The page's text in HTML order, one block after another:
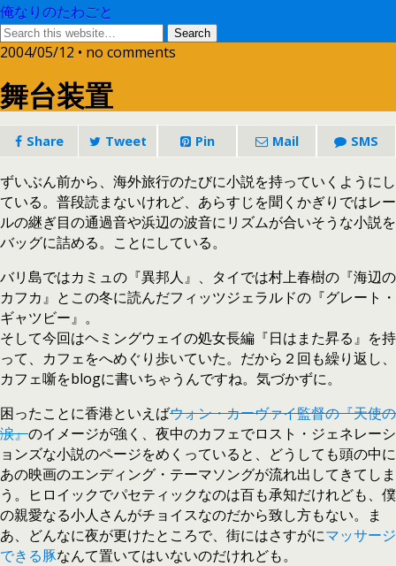
俺なりのたわごと
2004/05/12 • no comments
舞台装置
Share Tweet Pin Mail SMS
ずいぶん前から、海外旅行のたびに小説を持っていくようにし
ている。普段読まないけれど、あらすじを聞くかぎりではレー
ルの継ぎ目の通過音や浜辺の波音にリズムが合いそうな小説を
バッグに詰める。ことにしている。
バリ島ではカミュの『異邦人』、タイでは村上春樹の『海辺の
カフカ』とこの冬に読んだフィッツジェラルドの『グレート・
ギャツビー』。
そして今回はヘミングウェイの処女長編『日はまた昇る』を持
って、カフェをへめぐり歩いていた。だから２回も繰り返し、
カフェ噺をblogに書いちゃうんですね。気づかずに。
困ったことに香港といえばウォン・カーヴァイ監督の『天使の
涙』のイメージが強く、夜中のカフェでロスト・ジェネレーシ
ョンズな小説のページをめくっていると、どうしても頭の中に
あの映画のエンディング・テーマソングが流れ出してきてしま
う。ヒロイックでパセティックなのは百も承知だけれども、僕
の親愛なる小人さんがチョイスなのだから致し方もない。ま
あ、どんなに夜が更けたところで、街にはさすがにマッサージ
できる豚なんて置いてはいないのだけれども。